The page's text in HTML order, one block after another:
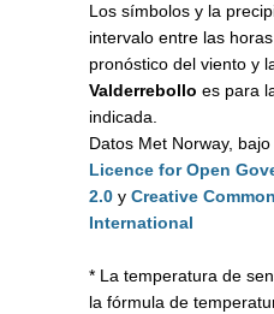
Los símbolos y la
intervalo entre las
pronóstico del viento y
Valderrebollo es para
indicada.
Datos Met Norway,
Licence for Open
2.0 y Creative
International
* La temperatura de
la fórmula de